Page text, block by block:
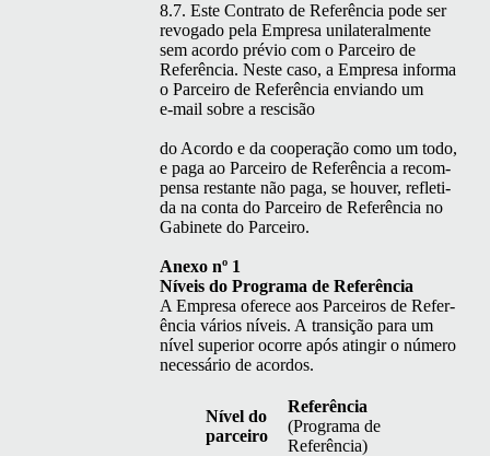
8.7. Este Con­tra­to de Refer­ên­cia pode ser
revo­ga­do pela Empre­sa uni­lat­eral­mente
sem acor­do prévio com o Par­ceiro de
Refer­ên­cia. Neste caso, a Empre­sa infor­ma
o Par­ceiro de Refer­ên­cia envian­do um
e‑mail sobre a rescisão
do Acor­do e da coop­er­ação como um todo,
e paga ao Par­ceiro de Refer­ên­cia a rec­om­
pen­sa restante não paga, se hou­ver, refleti­
da na con­ta do Par­ceiro de Refer­ên­cia no
Gabi­nete do Parceiro.
Anexo nº 1
Níveis do Pro­gra­ma de Referência
A Empre­sa ofer­ece aos Par­ceiros de Refer­
ên­cia vários níveis. A tran­sição para um
nív­el supe­ri­or ocorre após atin­gir o número
necessário de acordos.
Nív­el do
parceiro
Refer­ên­cia
(Pro­gra­ma de
Referência)